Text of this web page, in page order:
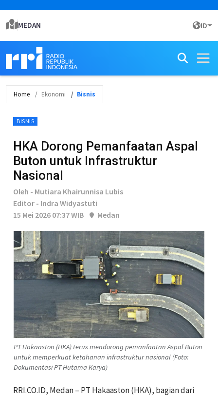
MEDAN ID
Home Ekonomi Bisnis
BISNIS
HKA Dorong Pemanfaatan Aspal
Buton untuk Infrastruktur
Nasional
Oleh - Mutiara Khairunnisa Lubis
Editor - Indra Widyastuti
15 Mei 2026 07:37 WIB
Medan
PT Hakaaston (HKA) terus mendorong pemanfaatan Aspal Buton
untuk memperkuat ketahanan infrastruktur nasional (Foto:
Dokumentasi PT Hutama Karya)
RRI.CO.ID, Medan – PT Hakaaston (HKA), bagian dari